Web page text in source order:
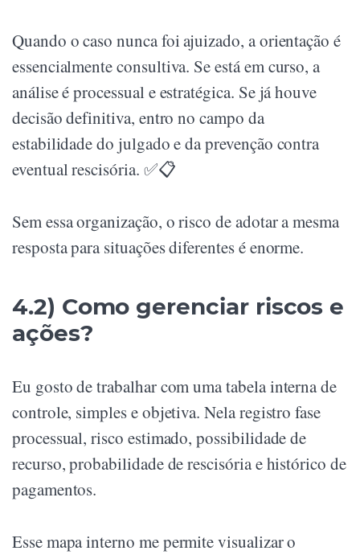
Quando o caso nunca foi ajuizado, a orientação é
essencialmente consultiva. Se está em curso, a
análise é processual e estratégica. Se já houve
decisão definitiva, entro no campo da
estabilidade do julgado e da prevenção contra
eventual rescisória. ✅📋
Sem essa organização, o risco de adotar a mesma
resposta para situações diferentes é enorme.
4.2) Como gerenciar riscos e
ações?
Eu gosto de trabalhar com uma tabela interna de
controle, simples e objetiva. Nela registro fase
processual, risco estimado, possibilidade de
recurso, probabilidade de rescisória e histórico de
pagamentos.
Esse mapa interno me permite visualizar o